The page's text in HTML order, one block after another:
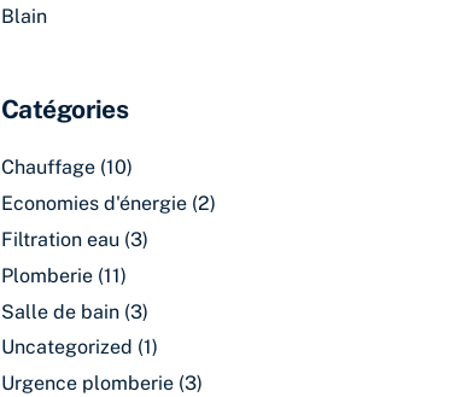
Blain
Catégories
Chauffage (10)
Economies d'énergie (2)
Filtration eau (3)
Plomberie (11)
Salle de bain (3)
Uncategorized (1)
Urgence plomberie (3)